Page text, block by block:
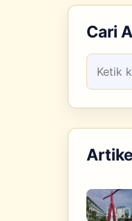
Cari